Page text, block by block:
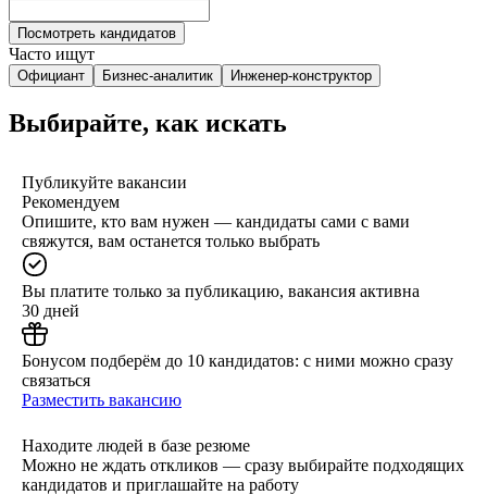
Посмотреть кандидатов
Часто ищут
Официант Бизнес-аналитик Инженер-конструктор
Выбирайте, как искать
Публикуйте вакансии
Рекомендуем
Опишите, кто вам нужен — кандидаты сами с вами
свяжутся, вам останется только выбрать
Вы платите только за публикацию, вакансия активна
30 дней
Бонусом подберём до 10 кандидатов: с ними можно сразу
связаться
Разместить вакансию
Находите людей в базе резюме
Можно не ждать откликов — сразу выбирайте подходящих
кандидатов и приглашайте на работу